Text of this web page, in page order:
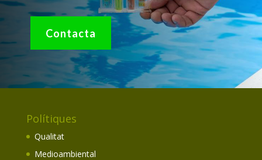
Contacta
Polítiques
Qualitat
Medioambiental